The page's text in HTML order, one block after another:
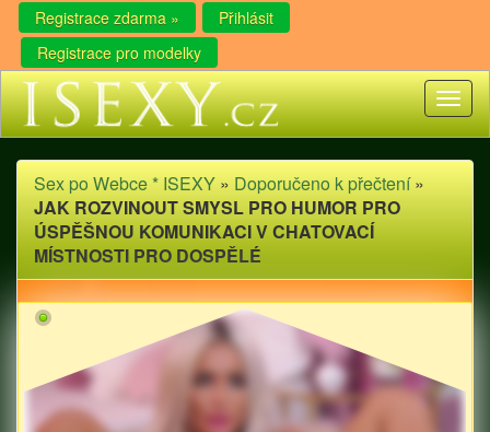
Registrace zdarma »
Přihlásit
Registrace pro modelky
Sex po Webce * ISEXY » Doporučeno k přečtení»
JAK ROZVINOUT SMYSL PRO HUMOR PRO
ÚSPĚŠNOU KOMUNIKACI V CHATOVACÍ
MÍSTNOSTI PRO DOSPĚLÉ